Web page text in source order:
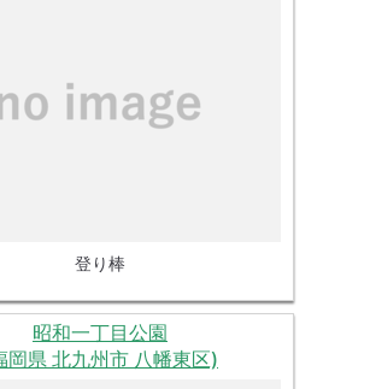
登り棒
昭和一丁目公園
岡県 北九州市 八幡東区)